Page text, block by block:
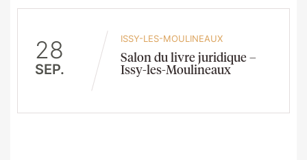
28
SEP.
ISSY-LES-MOULINEAUX
Salon du livre juridique –
Issy-les-Moulineaux